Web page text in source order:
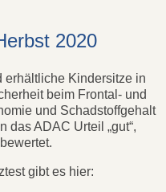
2020
erhältliche Kindersitze in
beim Frontal- und
und Schadstoffgehalt
das ADAC Urteil „gut“,
gibt es hier: